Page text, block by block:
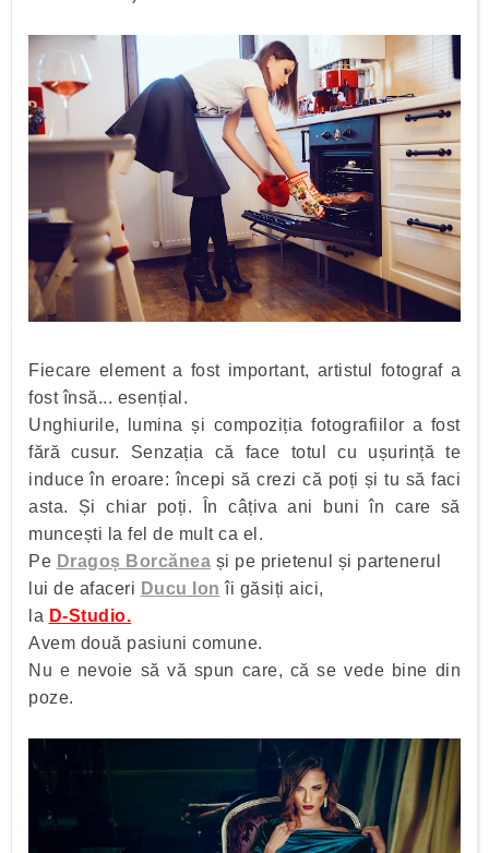
Fiecare element a fost important, artistul fotograf a
fost însă... esențial.
Unghiurile, lumina și compoziția fotografiilor a fost
fără cusur. Senzația că face totul cu ușurință te
induce în eroare: începi să crezi că poți și tu să faci
asta. Și chiar poți. În câțiva ani buni în care să
muncești la fel de mult ca el.
Pe Dragoș Borcănea și pe prietenul și partenerul
lui de afaceri Ducu Ion îi găsiți aici,
la D-Studio.
Avem două pasiuni comune.
Nu e nevoie să vă spun care, că se vede bine din
poze.